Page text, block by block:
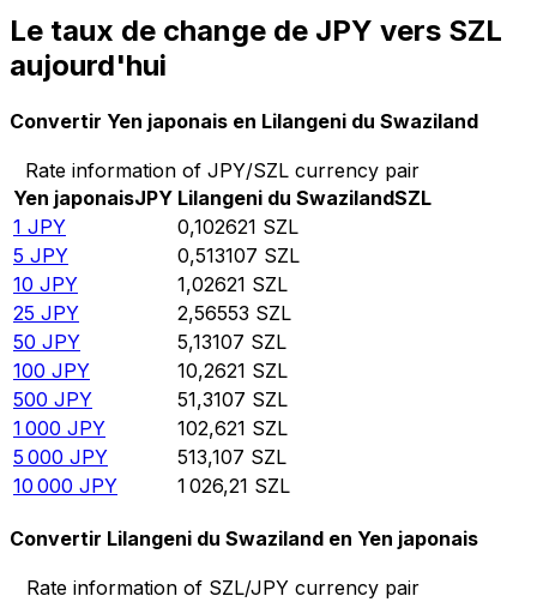
Le taux de change de JPY vers SZL
aujourd'hui
Convertir Yen japonais en Lilangeni du Swaziland
Rate information of JPY/SZL currency pair
Yen japonaisJPY Lilangeni du SwazilandSZL
1 JPY 0,102621 SZL
5 JPY 0,513107 SZL
10 JPY 1,02621 SZL
25 JPY 2,56553 SZL
50 JPY 5,13107 SZL
100 JPY 10,2621 SZL
500 JPY 51,3107 SZL
1 000 JPY 102,621 SZL
5 000 JPY 513,107 SZL
10 000 JPY 1 026,21 SZL
Convertir Lilangeni du Swaziland en Yen japonais
Rate information of SZL/JPY currency pair